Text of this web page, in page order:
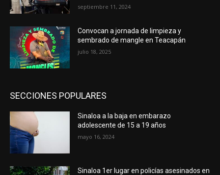
septiembre 11, 2024
Convocan a jornada de limpieza y
sembrado de mangle en Teacapán
julio 18, 2025
SECCIONES POPULARES
Sinaloa a la baja en embarazo
adolescente de 15 a 19 años
mayo 16, 2024
Sinaloa 1er lugar en policías asesinados en